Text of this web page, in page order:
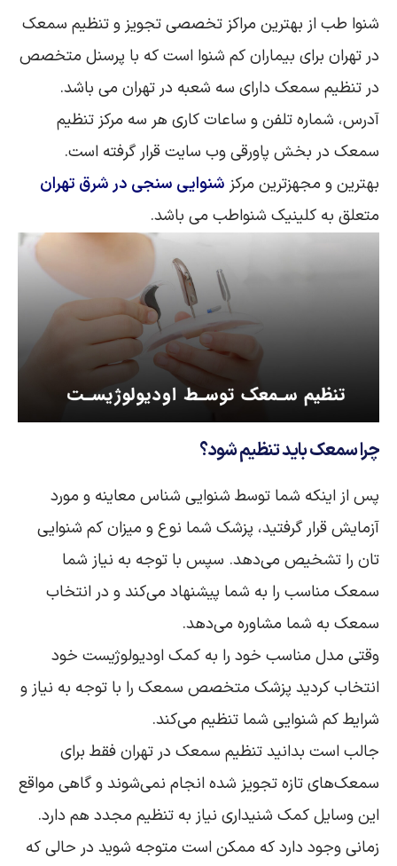
شنوا طب از بهترین مراکز تخصصی تجویز و تنظیم سمعک
در تهران برای بیماران کم شنوا است که با پرسنل متخصص
در تنظیم سمعک دارای سه شعبه در تهران می باشد.
آدرس، شماره تلفن و ساعات کاری هر سه مرکز تنظیم
سمعک در بخش پاورقی وب سایت قرار گرفته است.
بهترین و مجهزترین مرکز شنوایی سنجی در شرق تهران
متعلق به کلینیک شنواطب می باشد.
چرا سمعک باید تنظیم شود؟
پس از اینکه شما توسط شنوایی شناس معاینه و مورد
آزمایش قرار گرفتید، پزشک شما نوع و میزان کم شنوایی
تان را تشخیص می‌دهد. سپس با توجه به نیاز شما
سمعک مناسب را به شما پیشنهاد می‌کند و در انتخاب
سمعک به شما مشاوره می‌دهد.
وقتی مدل مناسب خود را به کمک اودیولوژیست خود
انتخاب کردید پزشک متخصص سمعک را با توجه به نیاز و
شرایط کم شنوایی شما تنظیم می‌کند.
جالب است بدانید تنظیم سمعک در تهران فقط برای
سمعک‌های تازه تجویز شده انجام نمی‌شوند و گاهی مواقع
این وسایل کمک شنیداری نیاز به تنظیم مجدد هم دارد.
زمانی وجود دارد که ممکن است متوجه شوید در حالی که